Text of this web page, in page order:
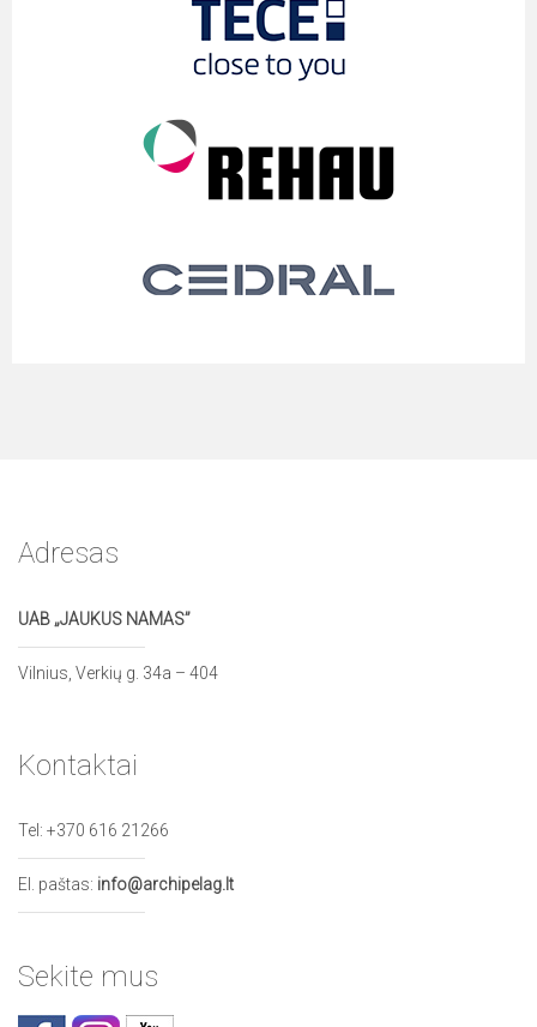
Adresas
UAB „JAUKUS NAMAS”
Vilnius, Verkių g. 34a – 404
Kontaktai
Tel: +370 616 21266
El. paštas: info@archipelag.lt
Sekite mus